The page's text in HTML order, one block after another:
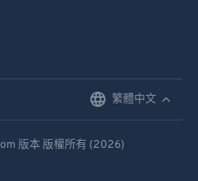
繁體中文
版本 版權所有 (2026)